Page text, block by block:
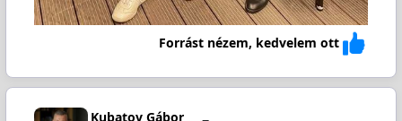
Forrást nézem, kedvelem ott
Kubatov Gábor